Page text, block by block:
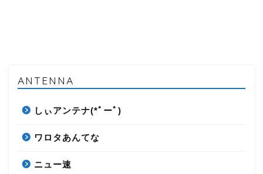
ANTENNA
しぃアンテナ(*ﾟーﾟ)
ワロタあんてな
ニュー速